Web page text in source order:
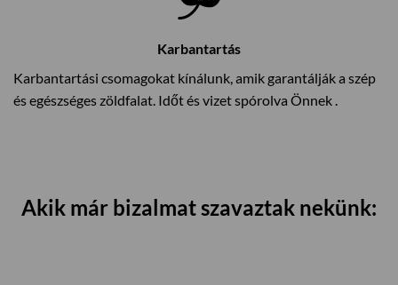
Karbantartás
Karbantartási csomagokat kínálunk, amik garantálják a szép
és egészséges zöldfalat. Időt és vizet spórolva Önnek .
Akik már bizalmat szavaztak nekünk: